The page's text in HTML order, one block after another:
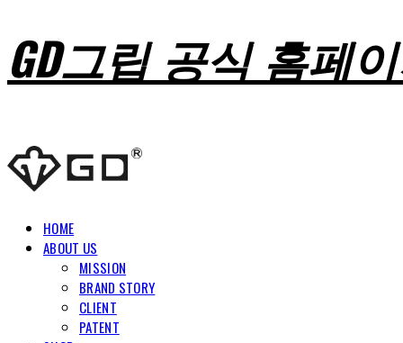
GD그립 공식 홈페
HOME
ABOUT US
MISSION
BRAND STORY
CLIENT
PATENT